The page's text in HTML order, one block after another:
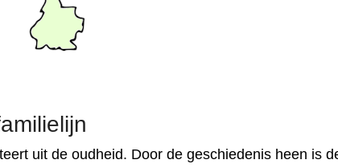
uit de oudheid. Door de geschiedenis heen is